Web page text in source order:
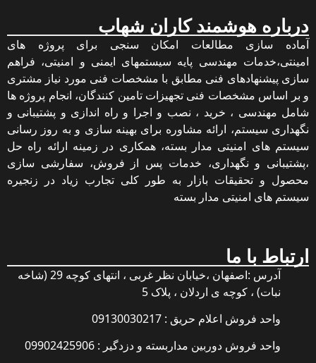
درباره هوشمند کاران شهاب
آماده سازی مطالعات امکان سنجی برای پروژه های
امینتی،خدمات مهندسی پایه سیستمهای ایمنی و امنیتی، فراهم
سازی پیشنهادهای فنی مطابق با مشخصات فنی مورد نیاز مشتری
و بر اساس مشخصات فنی تجهیزات تامین کنندگان، انجام پروژه ها
شامل مهندسی ، خرید ، نصب و اجرا و راه اندازی و پشتیبانی و
نگهداری سیستم، ارائه مشاوره برای بهینه سازی و به روز رسانی
سیستم های امنیتی مدار بسته، همکاری در زمینه ارائه راه حل
،پشتیبانی و نگهداری، خدمات پس از فروش، سفارشی سازی
محصول و تحقیقات بازار به طور کلی تجارب زیاد در زنجیره
سیستم های امنیتی مدار بسته
ارتباط با ما
آدرس :اصفهان ،خیابان نظر غربی ، انتهای کوچه 29 (شاخه
نبات) ، کوچه ی اردلان ، پلاک 5
واحد فروش اعلام حریق : 09130030217
واحد فروش دوربین مداربسته و دزدگیر : 09902425906